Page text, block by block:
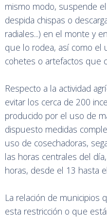
mismo modo, suspende
despida chispas o
radiales...) en el monte y
que lo rodea, así como el
cohetes o artefactos que
Respecto a la actividad
evitar los cerca de 200
producido por el uso de
dispuesto medidas
uso de cosechadoras,
las horas centrales del
horas, desde el 13 hasta
La relación de municipios
esta restricción o que